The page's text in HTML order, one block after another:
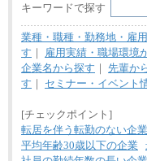
キーワードで探す
業種・職種・勤務地・雇
す ｜
雇用実績・職場環境
企業名から探す ｜ 先輩か
す ｜ セミナー・イベント
[チェックポイント]
転居を伴う転勤のない企業
平均年齢30歳以下の企業